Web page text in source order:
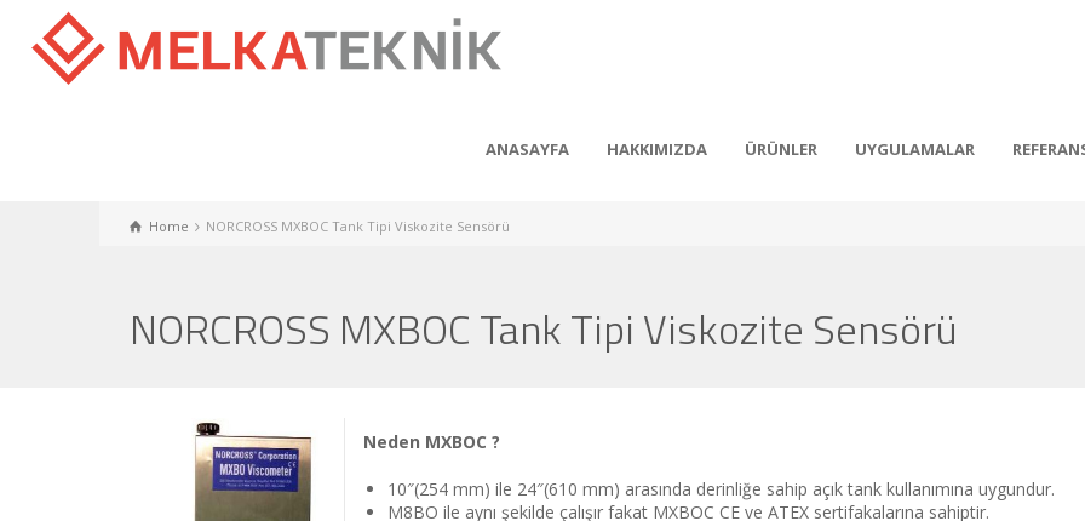
ANASAYFA HAKKIMIZDA ÜRÜNLER UYGULAMALAR
Home NORCROSS MXBOC Tank Tipi Viskozite Sensörü
NORCROSS MXBOC Tank Tipi Viskozite Sensörü
Neden MXBOC ?
10″(254 mm) ile 24″(610 mm) arasında derinliğe sahip açık tank kullanımına uygundur.
M8BO ile aynı şekilde çalışır fakat MXBOC CE ve ATEX sertifakalarına sahiptir.